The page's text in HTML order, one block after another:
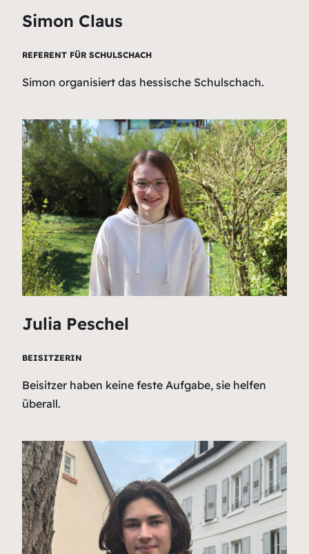
Simon Claus
REFERENT FÜR SCHULSCHACH
Simon organisiert das hessische Schulschach.
Julia Peschel
BEISITZERIN
Beisitzer haben keine feste Aufgabe, sie helfen
überall.